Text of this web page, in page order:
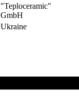
"Teploceramic"
GmbH
Ukraine